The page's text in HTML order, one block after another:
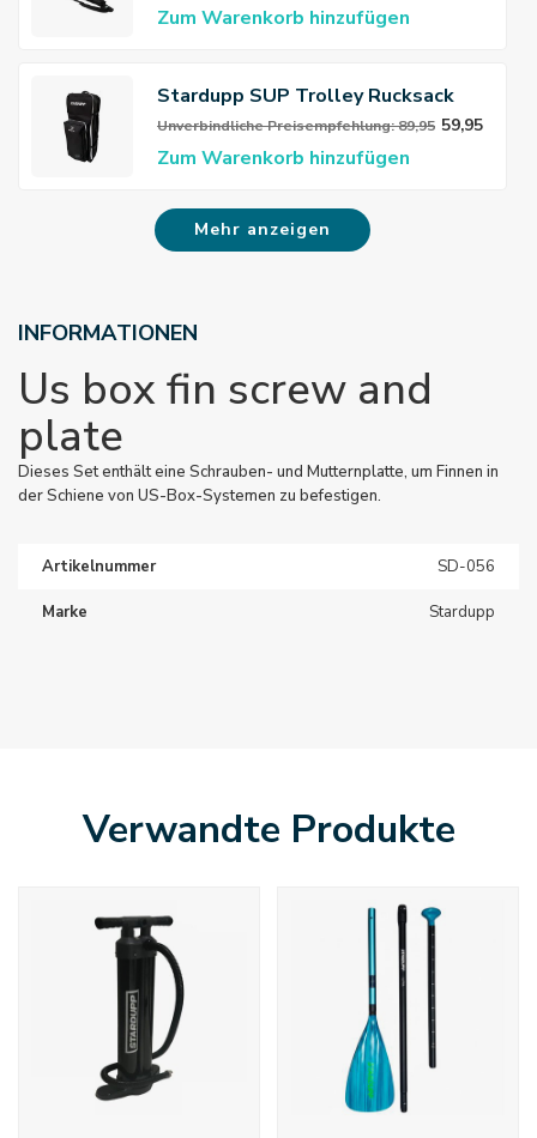
Zum Warenkorb hinzufügen
Stardupp SUP Trolley Rucksack
Deluxe
Unverbindliche Preisempfehlung: 89,95 59,95
Zum Warenkorb hinzufügen
Mehr anzeigen
INFORMATIONEN
Us box fin screw and
plate
Dieses Set enthält eine Schrauben- und Mutternplatte, um Finnen in
der Schiene von US-Box-Systemen zu befestigen.
Artikelnummer SD-056
Marke Stardupp
Verwandte Produkte